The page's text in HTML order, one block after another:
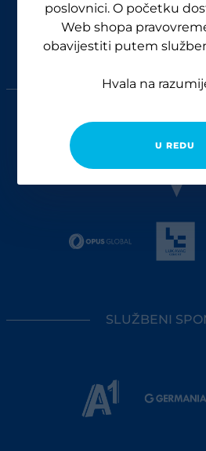
poslovnici. O početku
Web shopa
obavijestiti putem
Hvala na
U REDU
GENERALNI
SLUŽBENI